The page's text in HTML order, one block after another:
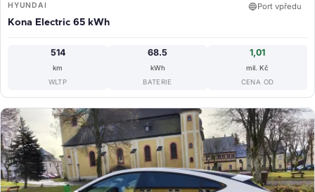
HYUNDAI 🔵Port vpředu
Kona Electric 65 kWh
514
km
WLTP
68.5
kWh
BATERIE
1,01
mil. Kč
CENA OD